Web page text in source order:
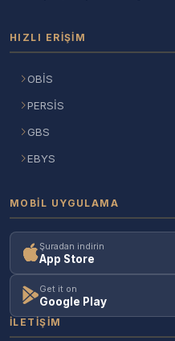
HIZLI ERIŞIM
OBİS
PERSİS
GBS
EBYS
MOBIL UYGULAMA
Şuradan indirin
App Store
Get it on
Google Play
İLETIŞIM